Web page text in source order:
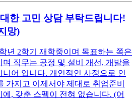
한 고민 상담 부탁드립니다!
망)
년 2학기 재학중이며 목표하는 쪽은
며 직무는 공정 및 설비 개선, 개발을
어 입니다. 개인적인 사정으로 인
가지고 이제서야 제대로 취업준비
, 갖춘 스펙이 전혀 없습니다. (어